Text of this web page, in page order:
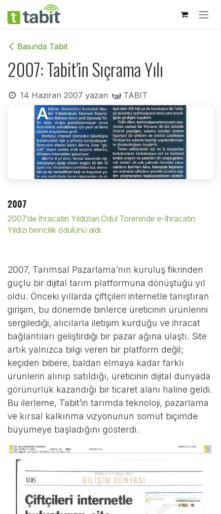
İçereği Atla
Basında Tabit
2007: Tabit'in Sıçrama Yılı
14 Haziran 2007 yazan TABIT
2007
2007’de İhracatın Yıldızları Ödül Töreninde e-İhracatın
Yıldızı birincilik ödülünü aldı.
2007, Tarımsal Pazarlama’nın kuruluş fikrinden
güçlü bir dijital tarım platformuna dönüştüğü yıl
oldu. Önceki yıllarda çiftçileri internetle tanıştıran
girişim, bu dönemde binlerce üreticinin ürünlerini
sergilediği, alıcılarla iletişim kurduğu ve ihracat
bağlantıları geliştirdiği bir pazar ağına ulaştı. Site
artık yalnızca bilgi veren bir platform değil;
keçiden bibere, baldan elmaya kadar farklı
ürünlerin alınıp satıldığı, üreticinin dijital dünyada
görünürlük kazandığı bir ticaret alanı haline geldi.
Bu ilerleme, Tabit’in tarımda teknoloji, pazarlama
ve kırsal kalkınma vizyonunun somut biçimde
büyümeye başladığını gösterdi.